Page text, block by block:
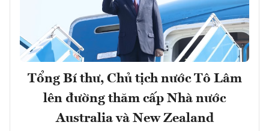
Tổng Bí thư, Chủ tịch nước Tô Lâm
lên đường thăm cấp Nhà nước
Australia và New Zealand